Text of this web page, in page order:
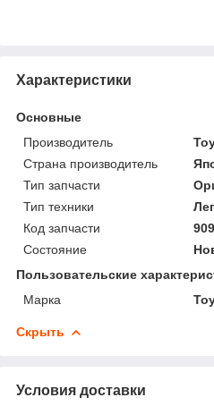
Характеристики
Основные
Производитель
Страна производитель
Тип запчасти
Тип техники
Код запчасти
Состояние
Пользовательские
Марка
Скрыть
Условия доставки